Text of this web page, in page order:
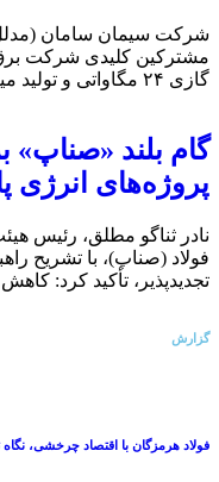
شرکت سیمان سامان
مشترکین کلیدی شرکت
گازی ۲۴ مگاواتی و تولید میانگین ۱۸ مگاوات برق، گامی
گام بلند
پروژه‌های انرژی
نادر ثناگو مطلق، رئیس
فولاد (صناپ)، با تشریح
تجدیدپذیر، تأکید کرد:
گزارش
فولاد هرمزگان با اقتصاد چرخشی،